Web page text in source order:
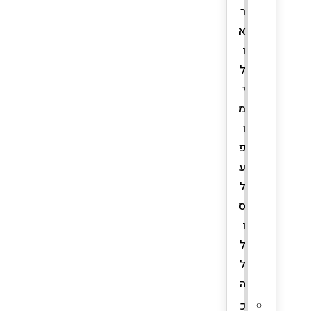
ר
א
ו
ל
י
מ
ו
פ
ע
ל
ס
ו
ל
ל
ה
כ